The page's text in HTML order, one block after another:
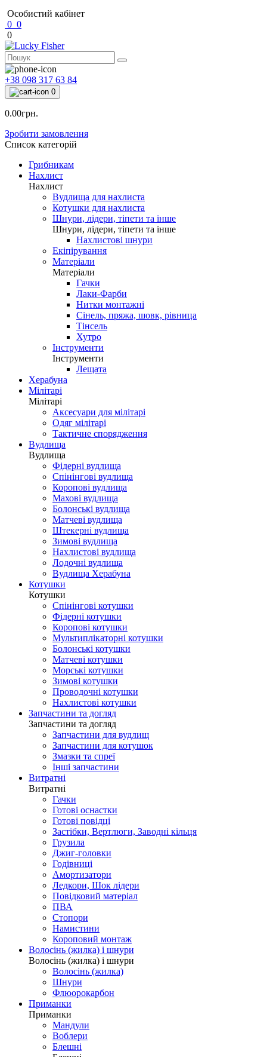
Особистий кабінет
0 0
0
+38 098 317 63 84
0
0.00грн.
Зробити замовлення
Список категорій
Грибникам
Нахлист
Нахлист
Вудлища для нахлиста
Котушки для нахлиста
Шнури, лідери, тіпети та інше
Шнури, лідери, тіпети та інше
Нахлистові шнури
Екіпірування
Матеріали
Матеріали
Гачки
Лаки-Фарби
Нитки монтажні
Сінель, пряжа, шовк, рівница
Тінсель
Хутро
Інструменти
Інструменти
Лещата
Херабуна
Мілітарі
Мілітарі
Аксесуари для мілітарі
Одяг мілітарі
Тактичне спорядження
Вудлища
Вудлища
Фідерні вудлища
Спінінгові вудлища
Коропові вудлища
Махові вудлища
Болонські вудлища
Матчеві вудлища
Штекерні вудлища
Зимові вудлища
Нахлистові вудлища
Лодочні вудлища
Вудлища Херабуна
Котушки
Котушки
Спінінгові котушки
Фідерні котушки
Коропові котушки
Мультиплікаторні котушки
Болонські котушки
Матчеві котушки
Морські котушки
Зимові котушки
Проводочні котушки
Нахлистові котушки
Запчастини та догляд
Запчастини та догляд
Запчастини для вудлищ
Запчастини для котушок
Змазки та спреї
Інші запчастини
Витратні
Витратні
Гачки
Готові оснастки
Готові повідці
Застібки, Вертлюги, Заводні кільця
Грузила
Джиг-головки
Годівниці
Амортизатори
Ледкори, Шок лідери
Повідковий матеріал
ПВА
Стопори
Намистини
Короповий монтаж
Волосінь (жилка) і шнури
Волосінь (жилка) і шнури
Волосінь (жилка)
Шнури
Флюорокарбон
Приманки
Приманки
Мандули
Воблери
Блешні